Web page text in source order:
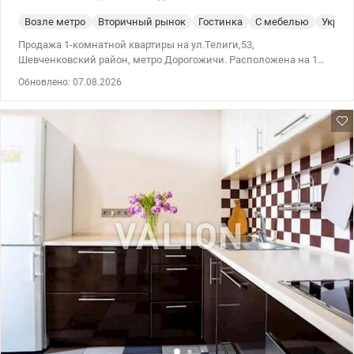
Возле метро Вторичный рынок Гостинка С мебелью
Продажа 1-комнатной квартиры на ул.Телиги,53,
Шевченковский район, метро Дорогожичи. Расположена на 1
бойлер, телевизор, микроволновая печь). Квартира готова для
метро Дорогожичи 10 минут пешком. Рядом парк, остановка
общественного транспорта. Школы, детские дошкольные
учреждения, магазины, банки, аптеки в пешей доступности.
Цена 45000 у.е.Без комиссии. 0503842286, 0975300039 Алла,
valion.ua/1555305
Обновлено: 07.08.2026